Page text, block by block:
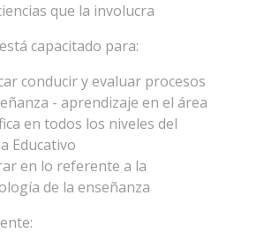
que la involucra
capacitado para:
conducir y evaluar procesos
- aprendizaje en el área
en todos los niveles del
Educativo
en lo referente a la
de la enseñanza